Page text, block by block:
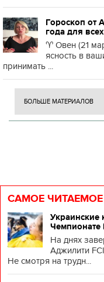
Гороскоп от
года для
♈️ Овен (21
ясность в
принимать ...
БОЛЬШЕ МАТЕРИАЛОВ
САМОЕ
Украинские
На днях
Аджилити
Не смотря на трудн...